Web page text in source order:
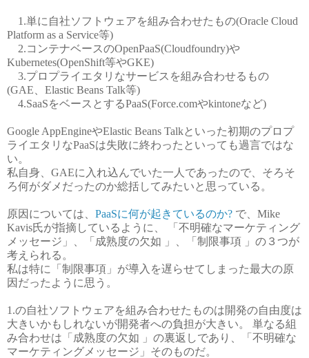
1.単に自社ソフトウェアを組み合わせたもの(Oracle Cloud
Platform as a Service等)
2.コンテナベースのOpenPaaS(Cloudfoundry)や
Kubernetes(OpenShift等やGKE)
3.プロプライエタリなサービスを組み合わせるもの
(GAE、Elastic Beans Talk等)
4.SaaSをベースとするPaaS(Force.comやkintoneなど)
Google AppEngineやElastic Beans Talkといった初期のプロプ
ライエタリなPaaSは失敗に終わったといっても過言ではな
い。
私自身、GAEに入れ込んでいた一人であったので、そろそ
ろ何がダメだったのか総括してみたいと思っている。
原因については、 PaaSに何が起きているのか? で、Mike
Kavis氏が指摘しているように、 「不明確なマーケティング
メッセージ」、「成熟度の欠如 」、「制限事項 」の３つが
考えられる。
私は特に「制限事項」が導入を遅らせてしまった最大の原
因だったように思う。
1.の自社ソフトウェアを組み合わせたものは開発の自由度は
大きいかもしれないが開発者への負担が大きい。 単なる組
み合わせは「成熟度の欠如 」の裏返しであり、「不明確な
マーケティングメッセージ」そのものだ。